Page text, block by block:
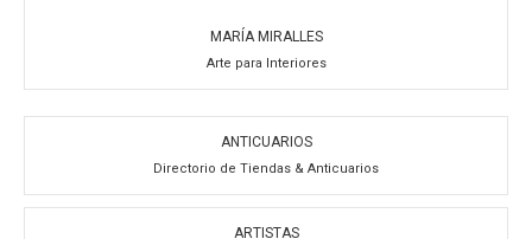
MARÍA MIRALLES
Arte para Interiores
ANTICUARIOS
Directorio de Tiendas & Anticuarios
ARTISTAS